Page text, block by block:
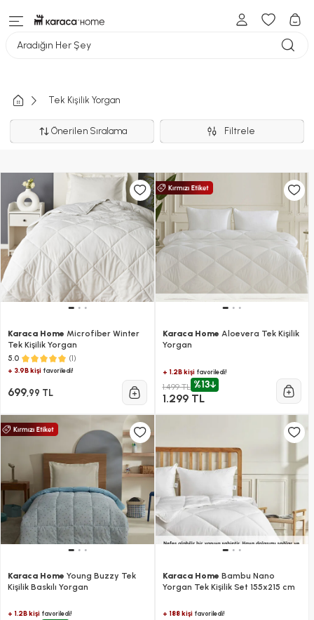
Aradığın Her Şey
Tek Kişilik Yorgan
Önerilen Sıralama Filtrele
Karaca Home Microfiber Winter
Tek Kişilik Yorgan
5.0 (1)
+ 3.9B kişi favoriledi!
699,99 TL
Karaca Home Aloevera Tek Kişilik
Yorgan
+ 1.2B kişifavoriledi!
1.499 TL %13
1.299 TL
Karaca Home Young Buzzy Tek
Kişilik Baskılı Yorgan
+ 1.2B kişi favoriledi!
Karaca Home Bambu Nano
Yorgan Tek Kişilik Set 155x215 cm
+ 188 kişifavoriledi!